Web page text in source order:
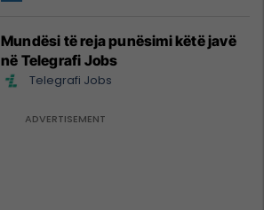
Mundësi të reja punësimi këtë javë
në Telegrafi Jobs
Telegrafi Jobs